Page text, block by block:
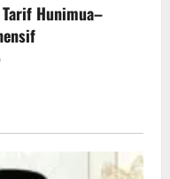
Hunimua–